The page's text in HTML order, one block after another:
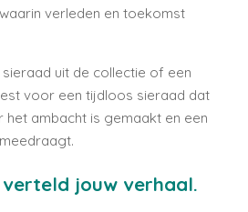
verleden en toekomst
uit de collectie of een
voor een tijdloos sieraad dat
ambacht is gemaakt en een
verteld jouw verhaal.